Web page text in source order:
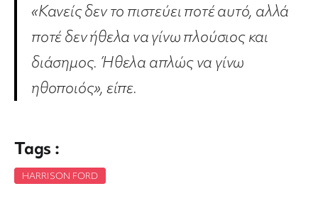
«Κανείς δεν το πιστεύει ποτέ αυτό, αλλά
ποτέ δεν ήθελα να γίνω πλούσιος και
διάσημος. Ήθελα απλώς να γίνω
ηθοποιός», είπε.
Tags :
HARRISON FORD